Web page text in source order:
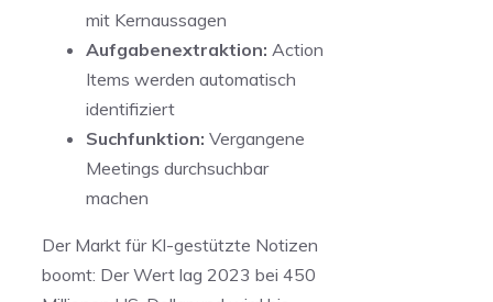
mit Kernaussagen
Aufgabenextraktion: Action
Items werden automatisch
identifiziert
Suchfunktion: Vergangene
Meetings durchsuchbar
machen
Der Markt für KI-gestützte Notizen
boomt: Der Wert lag 2023 bei 450